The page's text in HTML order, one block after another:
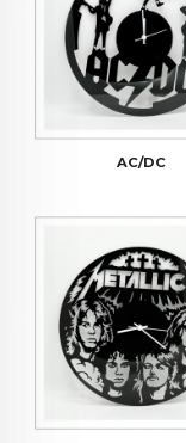
AC/DC